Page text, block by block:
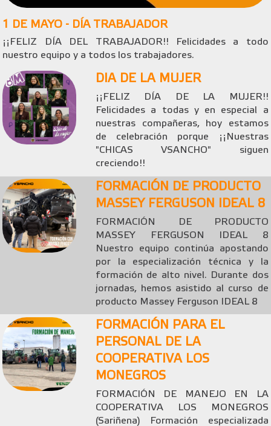
1 DE MAYO - DÍA TRABAJADOR
¡¡FELIZ DÍA DEL TRABAJADOR!! Felicidades a todo
nuestro equipo y a todos los trabajadores.
DIA DE LA MUJER
¡¡FELIZ DÍA DE LA MUJER!!
Felicidades a todas y en especial a
nuestras compañeras, hoy estamos
de celebración porque ¡¡Nuestras
"CHICAS VSANCHO" siguen
creciendo!!
FORMACIÓN DE PRODUCTO
MASSEY FERGUSON IDEAL 8
FORMACIÓN DE PRODUCTO
MASSEY FERGUSON IDEAL 8
Nuestro equipo continúa apostando
por la especialización técnica y la
formación de alto nivel. Durante dos
jornadas, hemos asistido al curso de
producto Massey Ferguson IDEAL 8
FORMACIÓN PARA EL
PERSONAL DE LA
COOPERATIVA LOS
MONEGROS
FORMACIÓN DE MANEJO EN LA
COOPERATIVA LOS MONEGROS
(Sariñena) Formación especializada